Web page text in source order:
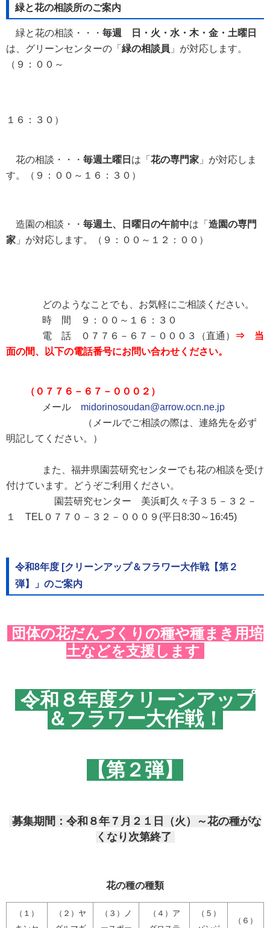
緑と花の相談所のご案内
緑と花の相談・・・ 毎週 日・火・水・木・金・土曜日
は、グリーンセンターの「 緑の相談員 」が対応します。
（９：００～
１６：３０）
花の相談・・・ 毎週土曜日 は「 花の専門家 」が対応しま
す。（９：００～１６：３０）
造園の相談・・ 毎週土、日曜日の午前中は「 造園の専門
家 」が対応します。（９：００～１２：００）
どのようなことでも、お気軽にご相談ください。
時 間 ９：００～１６：３０
電 話 ０７７６－６７－０００３（直通）
⇒ 当
面の間、以下の電話番号にお問い合わせください。
（０７７６－６７－０００２）
メール midorinosoudan@arrow.ocn.ne.jp
（メールでご相談の際は、連絡先を必ず
明記してください。）
また、福井県園芸研究センターでも花の相談を受け
付けています。どうぞご利用ください。
園芸研究センター 美浜町久々子３５－３２－
１ TEL０７７０－３２－０００９(平日8:30～16:45)
令和8年度 [クリーンアップ＆フラワー大作戦【第２
弾】」のご案内
団体の花だんづくりの種や種まき用培
土などを支援します
令和８年度クリーンアップ
＆フラワー大作戦！
【第２弾】
募集期間：令和８年７月２１日（火）～花の種がな
くなり次第終了
花の種の種類
（１）
（２）ヤ
（３）ノ
（４）ア
（５）
（６）